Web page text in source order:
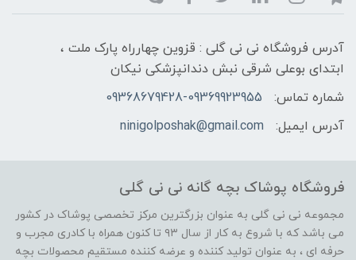
آدرس فروشگاه نی نی گلی : قزوین چهارراه پارک ملت ،
ابتدای بوعلی شرقی نبش دندانپزشکی نیکان
شماره تماس:
09368679428-09369923955
آدرس ایمیل:
ninigolposhak@gmail.com
فروشگاه پوشاک بچه گانه نی نی گلی
مجموعه نی نی گلی به عنوان بزرگترین مرکز تخصصی پوشاک در کشور
می باشد که با شروع به کار از سال ۹۳ تا کنون همراه با کادری مجرب و
حرفه ای ، به عنوان تولید کننده و عرضه کننده مستقیم محصولات بچه